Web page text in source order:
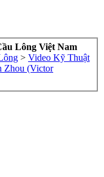
Lông Việt Nam
> Video Kỹ Thuật
Zhou (Victor